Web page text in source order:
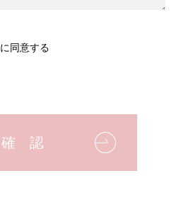
に同意する